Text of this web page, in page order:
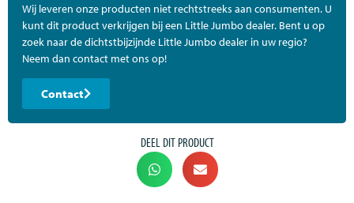
Wij leveren onze producten niet rechtstreeks aan consumenten. U
kunt dit product verkrijgen bij een Little Jumbo dealer. Bent u op
zoek naar de dichtstbijzijnde Little Jumbo dealer in uw regio?
Neem dan contact met ons op!
Contact
DEEL DIT PRODUCT